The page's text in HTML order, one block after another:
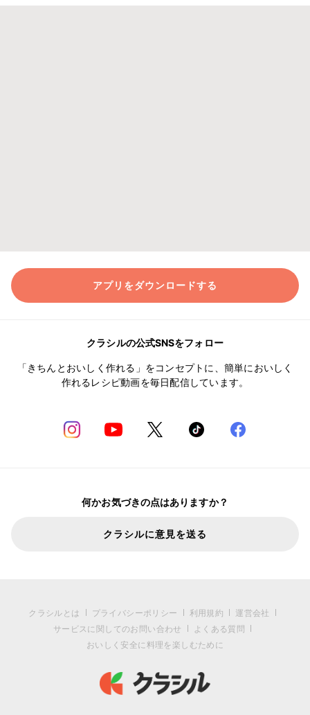
アプリをダウンロードする
クラシルの公式SNSをフォロー
「きちんとおいしく作れる」をコンセプトに、簡単においしく
作れるレシピ動画を毎日配信しています。
何かお気づきの点はありますか？
クラシルに意見を送る
クラシルとは プライバシーポリシー 利用規約
運営会社
サービスに関してのお問い合わせ
よくある質問
おいしく安全に料理を楽しむために